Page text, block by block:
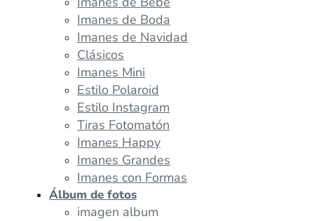
Imanes de Boda
Imanes de Navidad
Clásicos
Imanes Mini
Estilo Polaroid
Estilo Instagram
Tiras Fotomatón
Imanes Happy
Imanes Grandes
Imanes con Formas
Álbum de fotos
imagen album